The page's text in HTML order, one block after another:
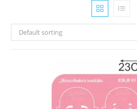
Default sorting